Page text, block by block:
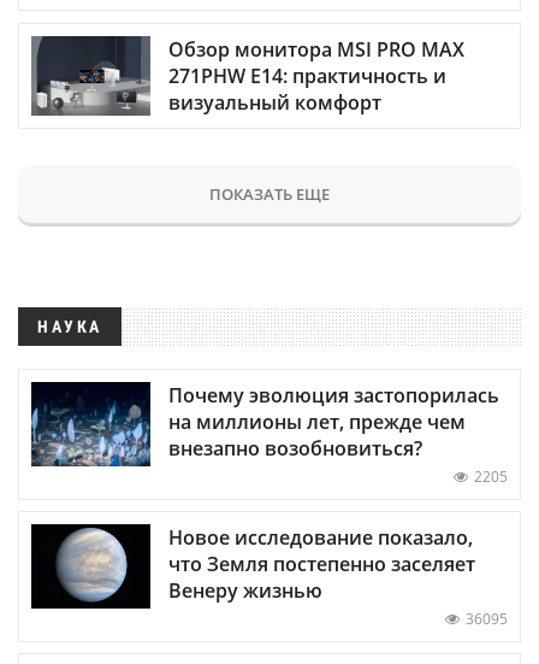
Обзор монитора MSI PRO MAX
271PHW E14: практичность и
визуальный комфорт
ПОКАЗАТЬ ЕЩЕ
НАУКА
Почему эволюция застопорилась
на миллионы лет, прежде чем
внезапно возобновиться?
2205
Новое исследование показало,
что Земля постепенно заселяет
Венеру жизнью
36095